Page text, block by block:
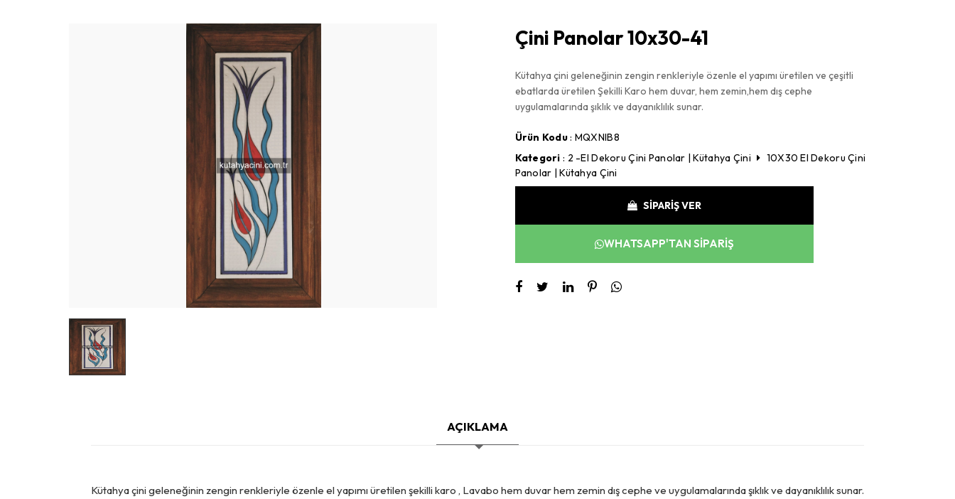
Çini Panolar 10x30-41
Kütahya çini geleneğinin zengin renkleriyle özenle el yapımı üretilen ve çeşitli
ebatlarda üretilen Şekilli Karo hem duvar, hem zemin,hem dış cephe
uygulamalarında şıklık ve dayanıklılık sunar.
Ürün Kodu: MQXNIB8
Kategori : 2 -El Dekoru Çini Panolar | Kütahya Çini
10X30 El Dekoru Çini
Panolar | Kütahya Çini
SİPARİŞ VER
WHATSAPP'TAN SİPARİŞ
AÇIKLAMA
Kütahya çini geleneğinin zengin renkleriyle özenle el yapımı üretilen şekilli karo , Lavabo hem duvar hem zemin dış cephe ve uygulamalarında şıklık ve dayanıklılık sunar.